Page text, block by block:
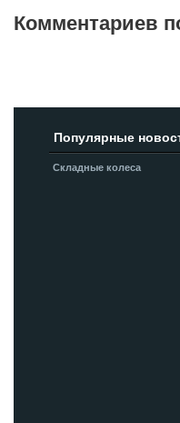
Комментариев
Популярные
Складные колеса